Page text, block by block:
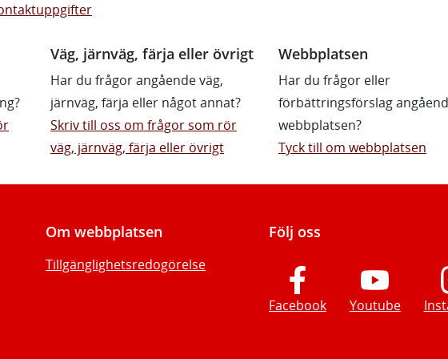
Väg, järnväg, färja eller övrigt
Har du frågor angående väg,
järnväg, färja eller något annat?
Skriv till oss om frågor som rör
väg, järnväg, färja eller övrigt
Webbplatsen
Har du frågor eller
förbättringsförslag
webbplatsen?
Tyck till om webbplatsen
Om webbplatsen
Tillgänglighetsredogörelse
Följ oss
Facebook Youtube